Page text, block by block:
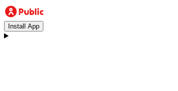
Install App